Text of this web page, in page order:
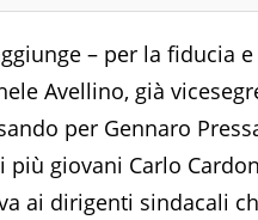
– per la fiducia
Avellino, già
per Gennaro
giovani Carlo
ai dirigenti sindacali